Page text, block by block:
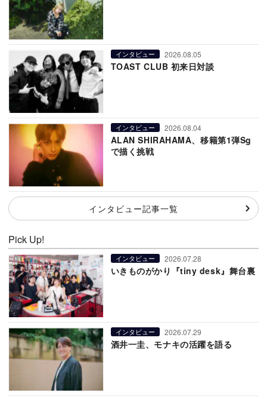
インタビュー 2026.08.05
TOAST CLUB 初来日対談
インタビュー 2026.08.04
ALAN SHIRAHAMA、移籍第1弾Sg
で描く挑戦
インタビュー記事一覧
Pick Up!
インタビュー 2026.07.28
いきものがかり『tiny desk』舞台裏
インタビュー 2026.07.29
酒井一圭、モナキの活躍を語る